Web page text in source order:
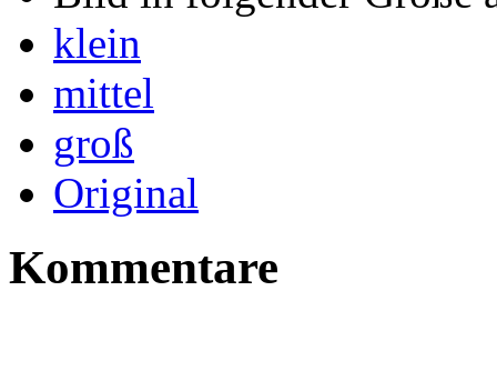
Bild in folgender Größe
klein
mittel
groß